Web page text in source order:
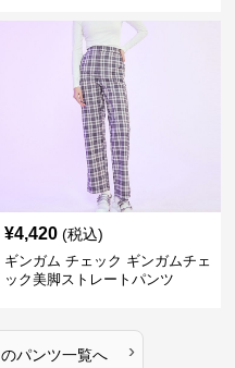
¥4,420 (税込)
ギンガム チェック ギンガムチェ
ック美脚ストレートパンツ
のパンツ一覧へ ›